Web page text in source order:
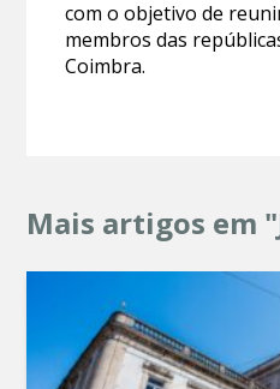
com o objetivo de
membros das
Coimbra.
Mais artigos em